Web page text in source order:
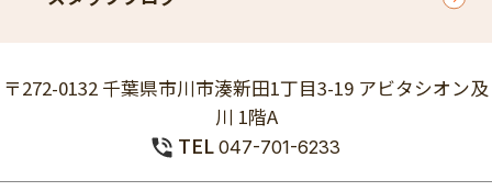
〒272-0132 千葉県市川市湊新田1丁目3-19 アビタシオン及
川 1階A
TEL 047-701-6233